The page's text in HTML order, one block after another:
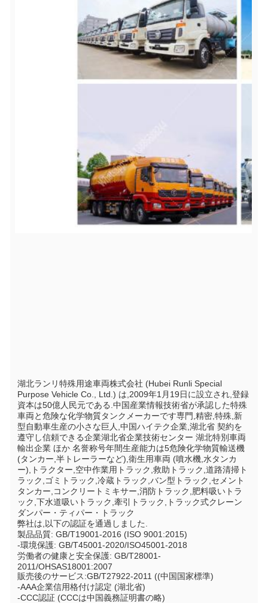
湖北ランリ特殊用途車両株式会社 (Hubei Runli Special
Purpose Vehicle Co., Ltd.) は,2009年1月19日に設立され,登録
資本は50億人民元である.中国産業情報技術省が承認した特殊
車両と危険な化学物質タンクメーカーです専門,精密,特殊,新
型自動車生産の小さな巨人,中国ハイテク企業,湖北省 契約を
遵守し信頼できる企業湖北省企業技術センター 湖北特別車両
輸出企業 ほか 名誉称号年間生産能力は5危険化学物質輸送機
(タンカー,半トレーラーなど),衛生用車両 (噴水機,水タンカ
ー),トラクター,空中作業用トラック,救助トラック,道路清掃ト
ラック,ゴミトラック,冷蔵トラック,バン型トラック,セメント
タンカー,コンクリートミキサー,消防トラック,肥料吸いトラ
ック,下水道吸いトラック,牽引トラック,トラック式クレーン
ダンパー・ティパー・トラック
弊社は,以下の認証を通過しました.
製品品質: GB/T19001-2016 (ISO 9001:2015)
-環境保護: GB/T45001-2020/ISO45001-2018
労働者の健康と安全保護: GB/T28001-
2011/OHSAS18001:2007
販売後のサービス:GB/T27922-2011 ((中国国家標準)
-AAA企業信用格付け認定 (湖北省)
-CCC認証 (CCCは中国義務証明書の略)